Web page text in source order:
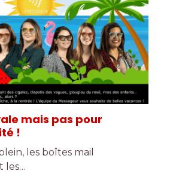
mais pas pour
!
les boîtes mail
les…